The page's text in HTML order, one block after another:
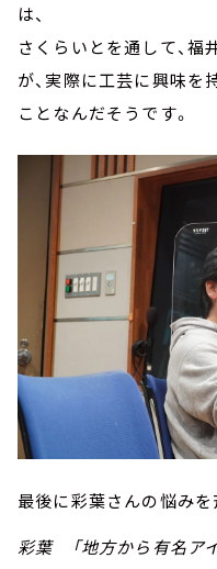
は、
さくらいとを通して、
が、実際に工芸に興味を
ことなんだそうです。
最後に彩葉さんの悩みを
彩葉 「地方から有名ア